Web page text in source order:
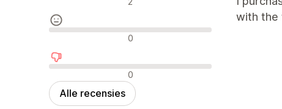
Neutrale recensies0
Negatieve recensies
0
Alle recensies
with the